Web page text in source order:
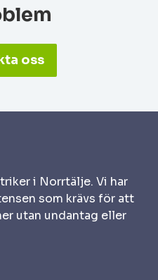
oss
i Norrtälje. Vi har
som krävs för att
utan undantag eller